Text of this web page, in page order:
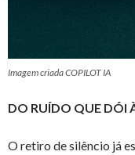
Imagem criada COPILOT IA
DO RUÍDO QUE DÓI
O retiro de silêncio já